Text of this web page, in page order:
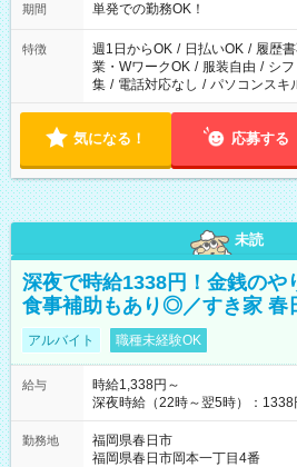
期間 単発での勤務OK！
特徴 週1日からOK / 日払いOK / 履歴
業・WワークOK / 服装自由 / シ
集 / 電話対応なし / パソコンスキ
気になる！ 応募する
未読
深夜で時給1338円！金銭のや
食事補助もあり◎／すき家 春
アルバイト 職種未経験OK
給与
時給1,338円～
深夜時給（22時～翌5時）：1338円 【試用期間】試用期間
試用期間の長さ：1ヶ月 雇用形
試用期間の実態は30日（※条件変
一ヶ月とさせていただきます。
勤務地
福岡県春日市
福岡県春日市岡本一丁目4番